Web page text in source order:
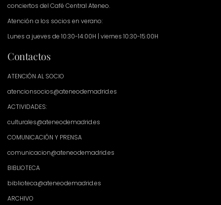
conciertos del Café Central Ateneo.
Atención a los socios en verano:
Lunes a jueves de 10:30-14:00H | viernes 10:30-15:00H
Contactos
ATENCIÓN AL SOCIO
atencionsocios@ateneodemadrid.es
ACTIVIDADES:
culturales@ateneodemadrid.es
COMUNICACIÓN Y PRENSA
comunicacion@ateneodemadrid.es
BIBLIOTECA
biblioteca@ateneodemadrid.es
ARCHIVO